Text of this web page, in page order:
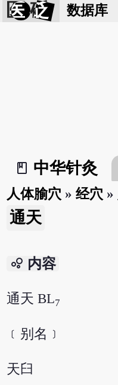
医 砭 数据库
book_2
中华针灸
人体腧穴 »经穴 »
通天
bubble_chart 内容
通天 BL7
﹝别名﹞
天臼